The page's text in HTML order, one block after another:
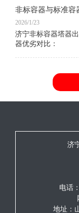
非标容器与标准容
2026/1/23
济宁非标容器塔器
器优劣对比：
济
电话
地址：